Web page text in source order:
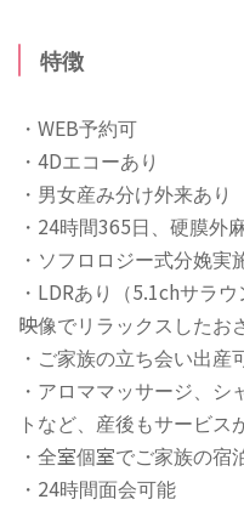
特徴
・WEB予約可
・4Dエコーあり
・男女産み分け外来あり
・24時間365日、硬膜外
・ソフロロジー式分娩実
・LDRあり（5.1chサラ
映像でリラックスしたお
・ご家族の立ち会い出産
・アロママッサージ、
トなど、産後もサービス
・全室個室でご家族の宿
・24時間面会可能